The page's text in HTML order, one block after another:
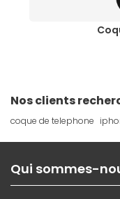
Nos clients
coque de telephone
Qui sommes-